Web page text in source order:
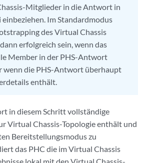
Mitglieder in die Antwort in
Im Standardmodus
des Virtual Chassis
erfolgreich sein, wenn das
Member in der PHS-Antwort
wenn die PHS-Antwort überhaupt
enthält.
in diesem Schritt vollständige
Virtual Chassis-Topologie enthält und
Bereitstellungsmodus zu
das PHC die im Virtual Chassis